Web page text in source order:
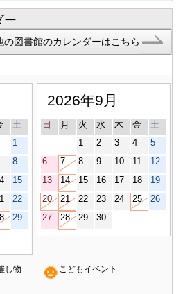
【令和８年度購読雑誌一覧】
【プロジェクタ・デジタルビューア
の貸出について】※詳細は各図書館
ー
の図書館のカレンダーはこちら
土
1
8
15
22
29
2026年9月
日 月 火 水 木 金
土
1
2 3 4
5
6
7 8 9 10 11
12
13
14 15 16 17 18
19
20
21 22 23 24 25
26
27
28 29 30
し物
こどもイベント